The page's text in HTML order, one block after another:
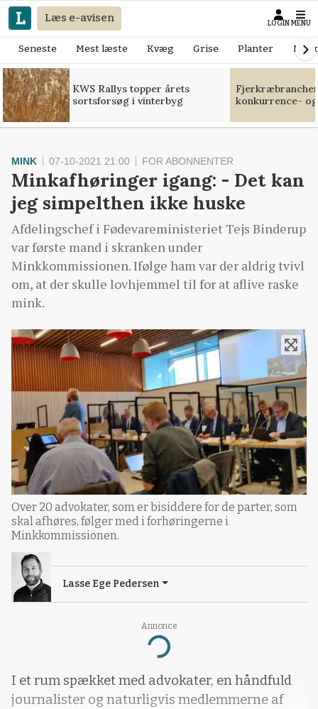
Læs e-avisen LOGIN MENU
Seneste Mest læste Kvæg Grise Planter
KWS Rallys topper årets
sortsforsøg i vinterbyg
konkurrence-
Annonce
Loading...
MINK 07-10-2021 21:00 FOR ABONNENTER
Minkafhøringer igang: - Det kan
jeg simpelthen ikke huske
Afdelingschef i Fødevareministeriet Tejs Binderup
var første mand i skranken under
Minkkommissionen. Ifølge ham var der aldrig tvivl
om, at der skulle lovhjemmel til for at aflive raske
mink.
Over 20 advokater, som er bisiddere for de parter, som
skal afhøres, følger med i forhøringerne i
Minkkommissionen.
Lasse Ege Pedersen
I et rum spækket med advokater, en håndfuld
journalister og naturligvis medlemmerne af